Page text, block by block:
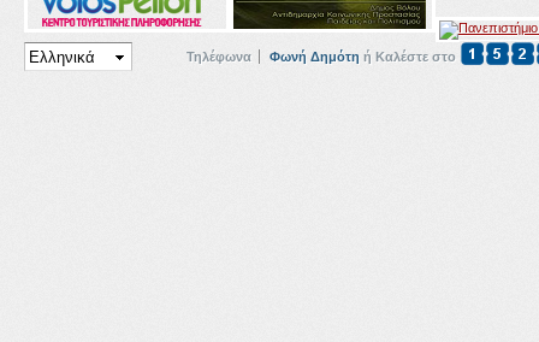
Τηλέφωνα Φωνή Δημότη ή Καλέστε στο